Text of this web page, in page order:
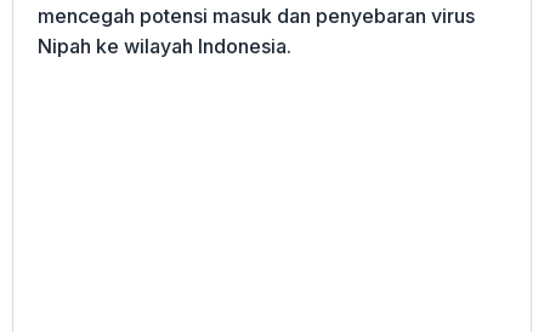
mencegah potensi masuk dan penyebaran virus
Nipah ke wilayah Indonesia.